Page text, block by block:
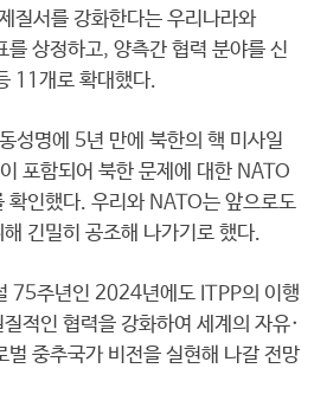
질서를 강화한다는 우리나라와
상정하고, 양측간 협력 분야를 신
11개로 확대했다.
성명에 5년 만에 북한의 핵 미사일
포함되어 북한 문제에 대한 NATO
확인했다. 우리와 NATO는 앞으로도
긴밀히 공조해 나가기로 했다.
75주년인 2024년에도 ITPP의 이행
적인 협력을 강화하여 세계의 자유·
벌 중추국가 비전을 실현해 나갈 전망